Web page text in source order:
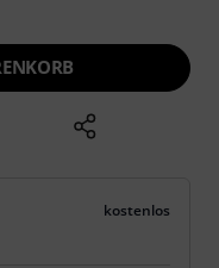
kostenlos